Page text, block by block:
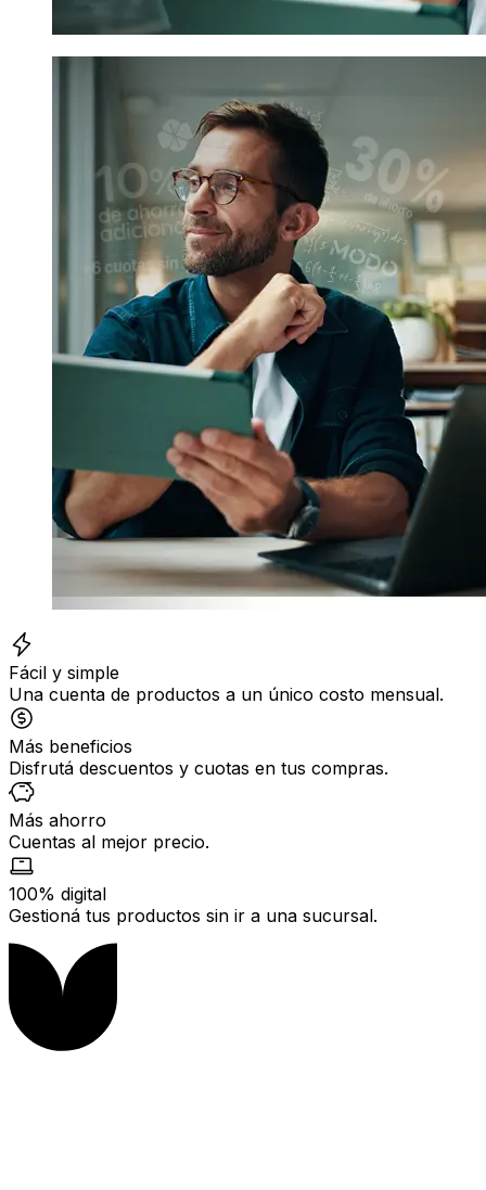
Fácil y simple
Una cuenta de productos a un único costo mensual.
Más beneficios
Disfrutá descuentos y cuotas en tus compras.
Más ahorro
Cuentas al mejor precio.
100% digital
Gestioná tus productos sin ir a una sucursal.